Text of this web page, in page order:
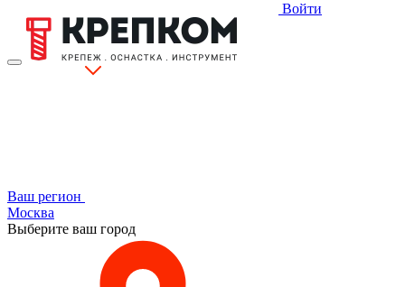
Войти
Ваш регион
Москва
Выберите ваш город